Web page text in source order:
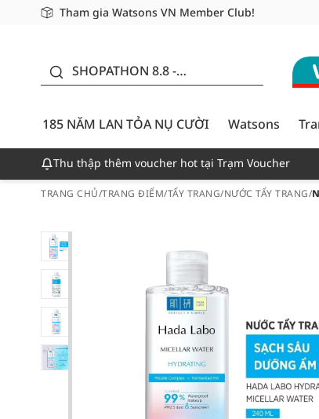
Tham gia Watsons VN Member Club!
Miễn phí giao hàng cho đơn hàng từ 249,000Đ
Giao hàng nhanh 24h - Áp dụng khu vực TP. Hồ
SHOPATHON 8.8 -
CƯỜI - GIẢM ĐẾN
50%
185 NĂM LAN TỎA NỤ CƯỜI
Watsons
Thu thập thêm voucher hot tại Trạm Voucher
TRANG CHỦ/TRANG ĐIỂM/TẨY TRANG/NƯỚC TẨY TRANG/